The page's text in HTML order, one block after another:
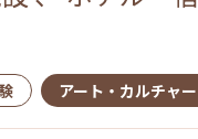
アート・カルチャー